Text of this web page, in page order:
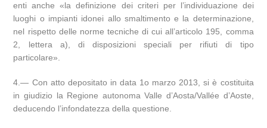
enti anche «la definizione dei criteri per l’individuazione dei
luoghi o impianti idonei allo smaltimento e la determinazione,
nel rispetto delle norme tecniche di cui all’articolo 195, comma
2, lettera a), di disposizioni speciali per rifiuti di tipo
particolare».
4.— Con atto depositato in data 1o marzo 2013, si è costituita
in giudizio la Regione autonoma Valle d’Aosta/Vallée d’Aoste,
deducendo l’infondatezza della questione.